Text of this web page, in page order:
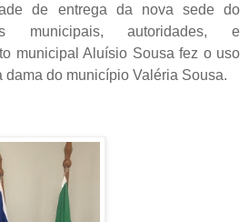
de entrega da nova sede do
municipais, autoridades, e
municipal Aluísio Sousa fez o uso
dama do município Valéria Sousa.